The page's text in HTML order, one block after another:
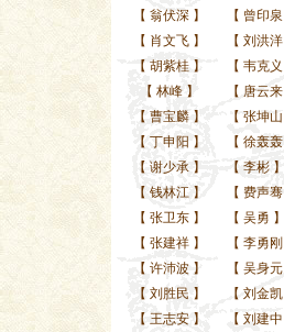
【 翁伏深】 【 曾印泉
【 肖文飞】 【 刘洪洋
【 胡紫桂】 【 韦克义
【 林峰】 【 唐云来
【 曹宝麟】 【 张坤山
【 丁申阳 】 【 徐轰轰
【 谢少承】 【 李彬 】
【 钱林江】 【 费声骞
【 张卫东】 【 吴勇 】
【 张建祥】 【 李勇刚
【 许沛波】 【 吴身元
【 刘胜民 】 【 刘金凯
【 王志安】 【 刘建中